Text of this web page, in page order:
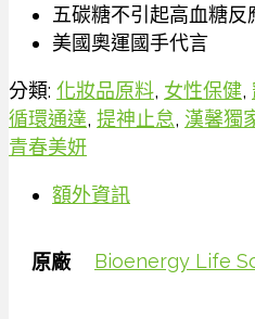
五碳糖不引起高血糖反
美國奧運國手代言
分類: 化妝品原料, 女性保健,
循環通達, 提神止怠, 漢馨獨
青春美妍
額外資訊
原廠 Bioenergy Life